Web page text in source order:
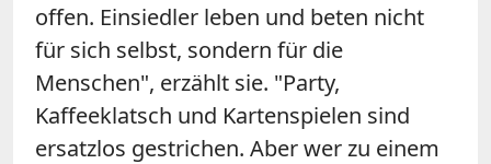
offen. Einsiedler leben und beten nicht
für sich selbst, sondern für die
Menschen", erzählt sie. "Party,
Kaffeeklatsch und Kartenspielen sind
ersatzlos gestrichen. Aber wer zu einem